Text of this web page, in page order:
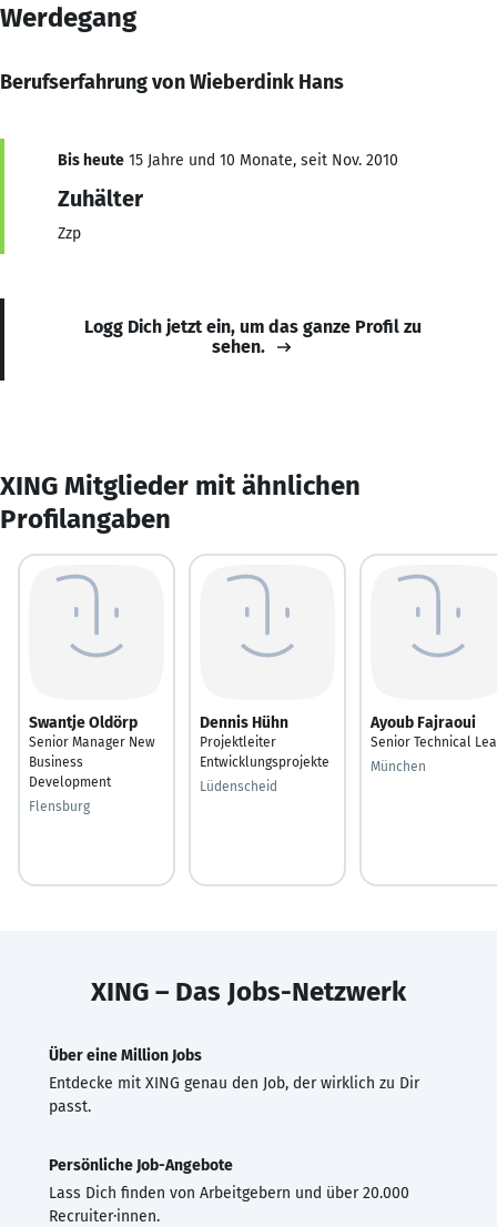
Werdegang
Berufserfahrung von Wieberdink Hans
Bis heute 15 Jahre und 10 Monate, seit Nov. 2010
Zuhälter
Zzp
Logg Dich jetzt ein, um das ganze Profil zu
sehen.
XING Mitglieder mit ähnlichen
Profilangaben
Swantje Oldörp
Senior Manager New
Business
Development
Flensburg
Dennis Hühn
Projektleiter
Entwicklungsprojekte
Lüdenscheid
Ayoub Fajraoui
Senior Technical
München
XING – Das Jobs-Netzwerk
Über eine Million Jobs
Entdecke mit XING genau den Job, der wirklich zu Dir
passt.
Persönliche Job-Angebote
Lass Dich finden von Arbeitgebern und über 20.000
Recruiter·innen.